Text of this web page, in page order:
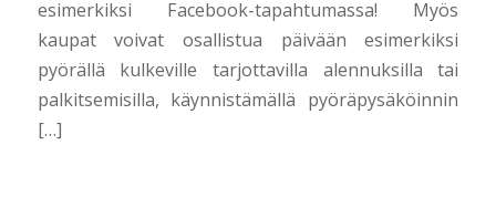
esimerkiksi Facebook-tapahtumassa! Myös
kaupat voivat osallistua päivään esimerkiksi
pyörällä kulkeville tarjottavilla alennuksilla tai
palkitsemisilla, käynnistämällä pyöräpysäköinnin
[…]